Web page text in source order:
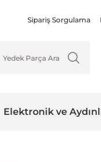
Sipariş Sorgulama
Elektronik ve